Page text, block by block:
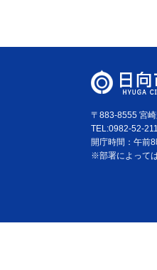
〒883-8555 宮
TEL:0982-52-
開庁時間：午前
※部署によって